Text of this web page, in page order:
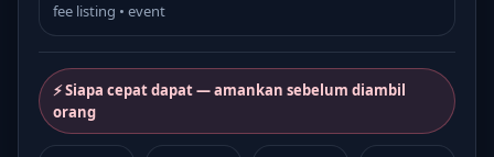
fee listing • event
⚡ Siapa cepat dapat — amankan sebelum diambil
orang